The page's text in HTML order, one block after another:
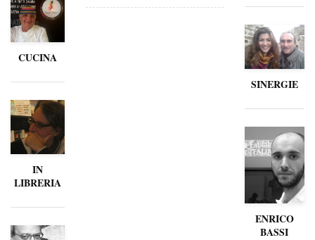
CUCINA
IN
LIBRERIA
SINERGIE
ENRICO
BASSI